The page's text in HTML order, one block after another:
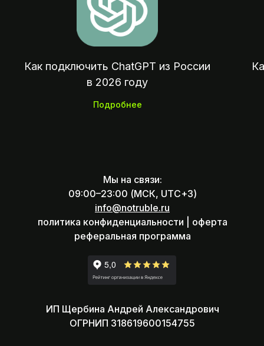
Как подключить ChatGPT из России
в 2026 году
Подробнее
Мы на связи:
09:00–23:00 (МСК, UTC+3)
info@notruble.ru
политика конфиденциальности |
оферта
реферальная программа
ИП Щербина Андрей Александрович
ОГРНИП 318619600154755
Оплата зарубежных сервисов,
покупок и отелей из России